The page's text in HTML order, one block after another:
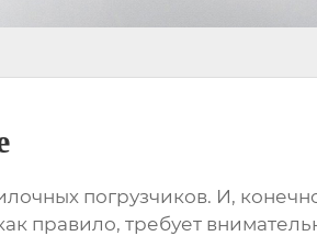
погрузчиков. И,
правило, требует